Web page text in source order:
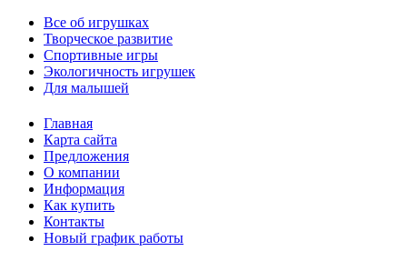
Все об игрушках
Творческое развитие
Спортивные игры
Экологичность игрушек
Для малышей
Главная
Карта сайта
Предложения
О компании
Информация
Как купить
Контакты
Новый график работы